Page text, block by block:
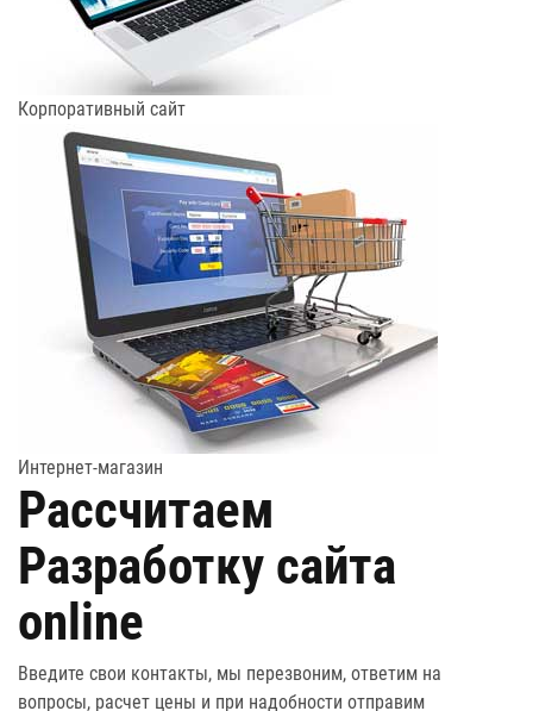
Корпоративный сайт
Интернет-магазин
Рассчитаем
Разработку сайта
online
Введите свои контакты, мы перезвоним, ответим на
вопросы, расчет цены и при надобности отправим